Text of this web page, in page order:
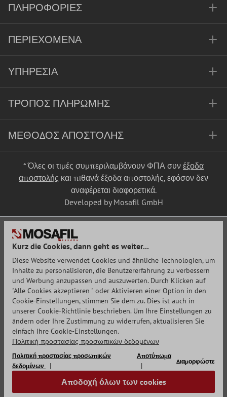
ΠΛΗΡΟΦΟΡΊΕΣ
ΠΕΡΙΕΧΌΜΕΝΑ
ΥΠΗΡΕΣΊΑ
ΤΡΌΠΟΣ ΠΛΗΡΩΜΉΣ
ΜΈΘΟΔΟΣ ΑΠΟΣΤΟΛΉΣ
* Όλες οι τιμές συμπεριλαμβάνουν ΦΠΑ συν έξοδα
αποστολής και πιθανά έξοδα αποστολής, εφόσον δεν
αναφέρεται διαφορετικά.
Developed by Mosafil GmbH
Kurz die Cookies, dann geht es weiter...
Diese Website verwendet Cookies und ähnliche Technologien, um
Inhalte zu personalisieren, die Benutzererfahrung zu verbessern
und Werbung anzupassen und auszuwerten. Durch Klicken auf
"Alle Cookies akzeptieren " oder Aktivieren einer Option in den
Cookie-Einstellungen, stimmen Sie dem zu. Dies ist auch in
unserer Cookie-Richtlinie beschrieben. Um Ihre Einstellungen zu
ändern oder Ihre Zustimmung zu widerrufen, aktualisieren Sie
einfach Ihre Cookie-Einstellungen.
Πολιτική προστασίας προσωπικών δεδομένων
Πολιτική προστασίας προσωπικών
δεδομένων
Αποτύπωμα
Διαμορφώστε
Αποδοχή όλων των cookies